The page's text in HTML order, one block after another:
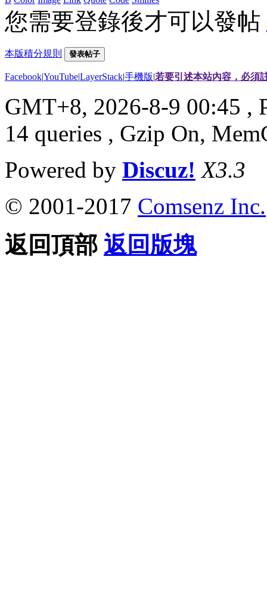
您需要登錄後才可以發帖
本版積分規則 發表帖子
Facebook|YouTube|LayerStack|手機版|若要引述本站內容，必須
GMT+8, 2026-8-9 00:45 ,
14 queries , Gzip On,
Powered by Discuz! X3.3
© 2001-2017 Comsenz Inc.
返回頂部 返回版塊